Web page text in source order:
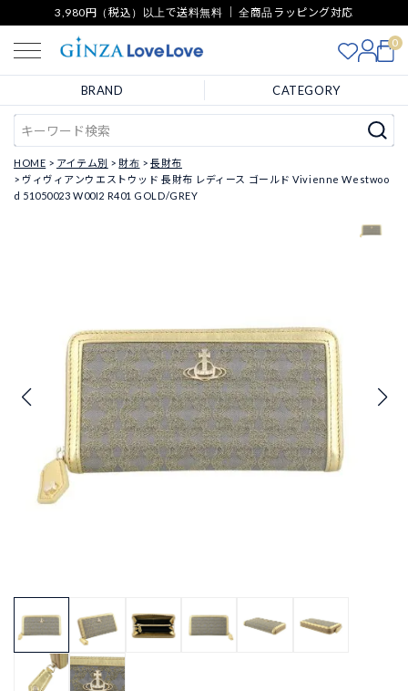
3,980円（税込）以上で送料無料 ｜ 全商品ラッピング対応
0
BRAND CATEGORY
HOME アイテム別 財布
長財布
ヴィヴィアンウエストウッド 長財布 レディース ゴールド Vivienne Westwoo
d 51050023 W00I2 R401 GOLD/GREY